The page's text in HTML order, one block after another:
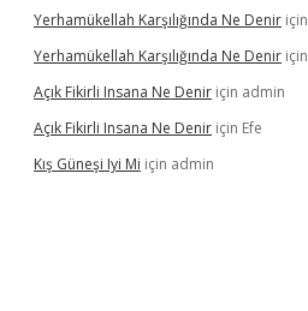
Yerhamükellah Karşılığında Ne Denir için
Yerhamükellah Karşılığında Ne Denir için
Açık Fikirli Insana Ne Denir için admin
Açık Fikirli Insana Ne Denir için Efe
Kış Güneşi Iyi Mi için admin